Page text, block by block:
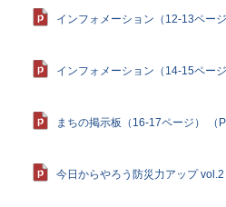
インフォメーション（12-13ペー
インフォメーション（14-15ペー
まちの掲示板（16-17ページ） （
今日からやろう防災力アップ